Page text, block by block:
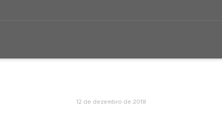
12 de dezembro de 2018